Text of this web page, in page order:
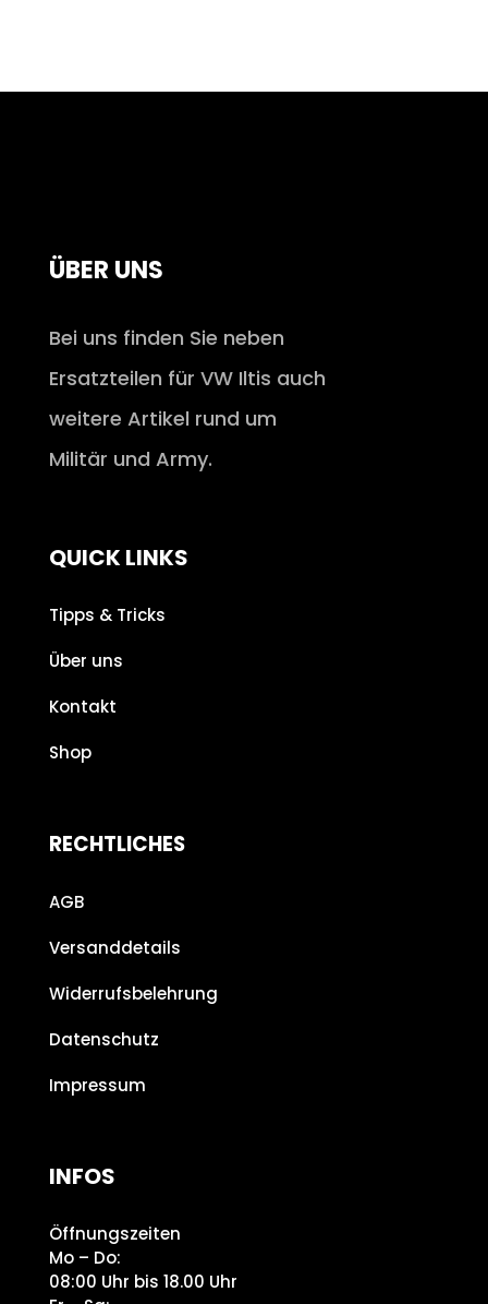
ÜBER UNS
Bei uns finden Sie neben
Ersatzteilen für VW Iltis auch
weitere Artikel rund um
Militär und Army.
QUICK LINKS
Tipps & Tricks
Über uns
Kontakt
Shop
RECHTLICHES
AGB
Versanddetails
Widerrufsbelehrung
Datenschutz
Impressum
INFOS
Öffnungszeiten
Mo – Do:
08:00 Uhr bis 18.00 Uhr